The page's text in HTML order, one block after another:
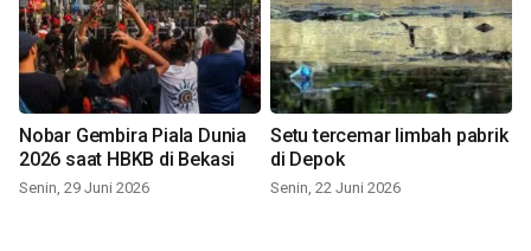
Nobar Gembira Piala Dunia
2026 saat HBKB di Bekasi
Senin, 29 Juni 2026
Setu tercemar limbah pabrik
di Depok
Senin, 22 Juni 2026